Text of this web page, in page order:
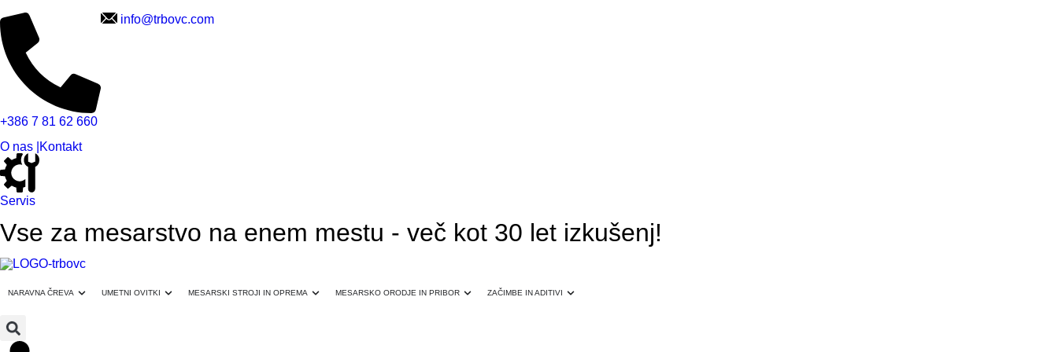
+386 7 81 62 660
info@trbovc.com
O nas | Kontakt
Servis
Vse za mesarstvo na enem mestu - več kot 30 let izkušenj!
NARAVNA ČREVA UMETNI OVITKI MESARSKI STROJI IN OPREMA MESARSKO ORODJE IN PRIBOR ZAČIMBE IN ADITIVI